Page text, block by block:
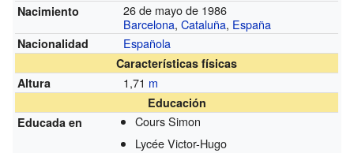
Nacimiento
26 de mayo de 1986
Barcelona,Cataluña, España
Nacionalidad Española
Características físicas
Altura
1,71 m
Educación
Educada en
Cours Simon
Lycée Victor-Hugo